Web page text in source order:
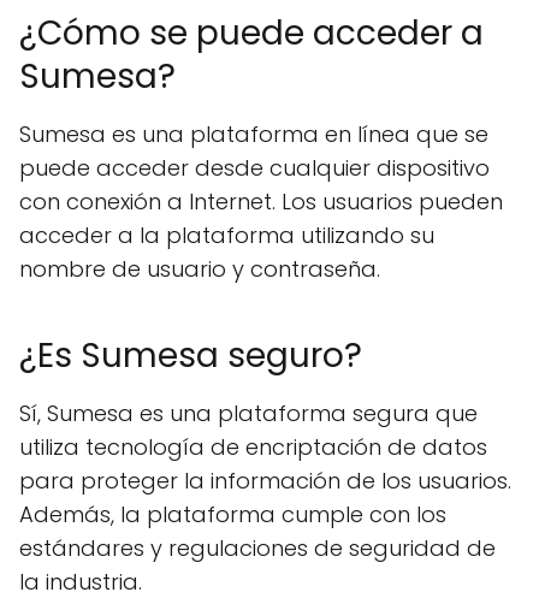
¿Cómo se puede acceder a
Sumesa?
Sumesa es una plataforma en línea que se
puede acceder desde cualquier dispositivo
con conexión a Internet. Los usuarios pueden
acceder a la plataforma utilizando su
nombre de usuario y contraseña.
¿Es Sumesa seguro?
Sí, Sumesa es una plataforma segura que
utiliza tecnología de encriptación de datos
para proteger la información de los usuarios.
Además, la plataforma cumple con los
estándares y regulaciones de seguridad de
la industria.